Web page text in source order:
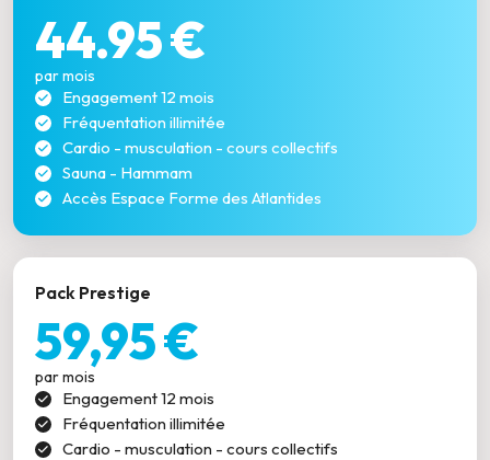
44.95 €
par mois
Engagement 12 mois
Fréquentation illimitée
Cardio - musculation - cours collectifs
Sauna - Hammam
Accès Espace Forme des Atlantides
Pack Prestige
59,95 €
par mois
Engagement 12 mois
Fréquentation illimitée
Cardio - musculation - cours collectifs